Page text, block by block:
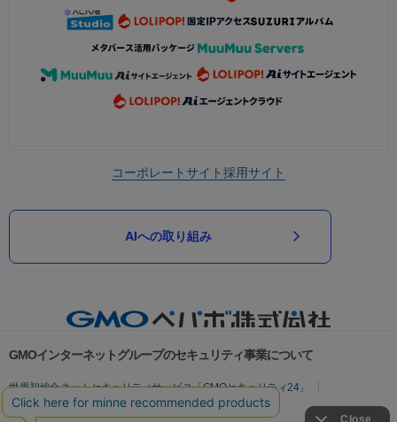
コーポレートサイト採用サイト
AIへの取り組み
GMOインターネットグループのセキュリティ事業について
世界初総合ネットセキュリティサービス「GMOセキュリティ24」
パスワード漏洩診断
Webサイトリスク診断